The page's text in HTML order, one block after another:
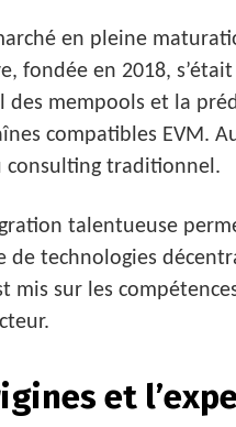
en pleine
fondée en 2018,
des mempools et la
compatibles EVM.
consulting traditionnel.
talentueuse
de technologies
mis sur les
et